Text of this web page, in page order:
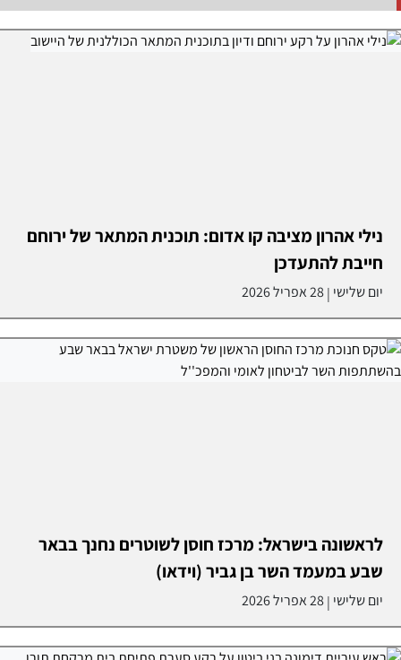
נילי אהרון מציבה קו אדום: תוכנית המתאר של ירוחם
חייבת להתעדכן
יום שלישי |28 אפריל 2026
לראשונה בישראל: מרכז חוסן לשוטרים נחנך בבאר
שבע במעמד השר בן גביר (וידאו)
יום שלישי |28 אפריל 2026